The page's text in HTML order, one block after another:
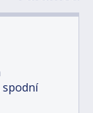
spodní